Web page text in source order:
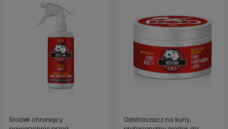
Środek chroniący
Odstraszacz na kuny,